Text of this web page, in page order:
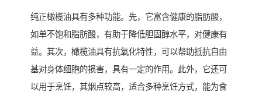
纯正橄榄油具有多种功能。先，它富含健康的脂肪酸，
如单不饱和脂肪酸，有助于降低胆固醇水平，对健康有
益。其次，橄榄油具有抗氧化特性，可以帮助抵抗自由
基对身体细胞的损害，具有一定的作用。此外，它还可
以用于烹饪，其烟点较高，适合多种烹饪方式，能为食